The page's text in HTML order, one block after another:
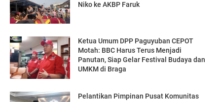
Niko ke AKBP Faruk
Ketua Umum DPP Paguyuban CEPOT
Motah: BBC Harus Terus Menjadi
Panutan, Siap Gelar Festival Budaya dan
UMKM di Braga
Pelantikan Pimpinan Pusat Komunitas